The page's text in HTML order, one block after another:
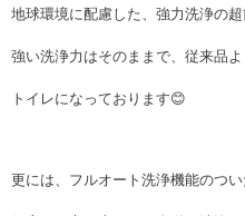
地球環境に配慮した、強力洗浄の超
強い洗浄力はそのままで、従来品
トイレになっております😊
更には、フルオート洗浄機能のつい